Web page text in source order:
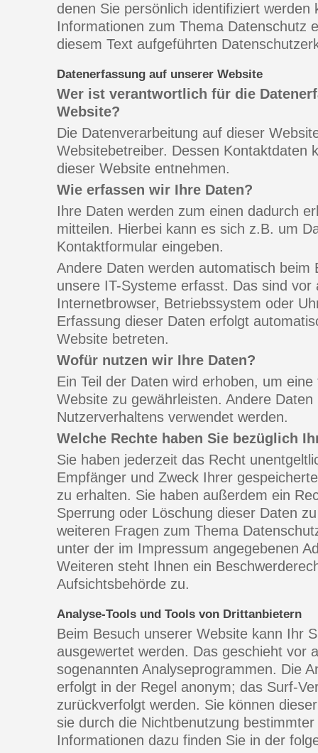
denen Sie persönlich identifiziert werden
Informationen zum Thema Datenschutz
diesem Text aufgeführten
Datenerfassung auf unserer Website
Wer ist verantwortlich für die
Website?
Die Datenverarbeitung auf dieser
Websitebetreiber. Dessen Kontaktdaten
dieser Website entnehmen.
Wie erfassen wir Ihre Daten?
Ihre Daten werden zum einen dadurch
mitteilen. Hierbei kann es sich z.B. um
Kontaktformular eingeben.
Andere Daten werden automatisch beim
unsere IT-Systeme erfasst. Das sind
Internetbrowser, Betriebssystem oder
Erfassung dieser Daten erfolgt
Website betreten.
Wofür nutzen wir Ihre Daten?
Ein Teil der Daten wird erhoben, um
Website zu gewährleisten. Andere
Nutzerverhaltens verwendet werden.
Welche Rechte haben Sie bezüglich
Sie haben jederzeit das Recht
Empfänger und Zweck Ihrer
zu erhalten. Sie haben außerdem ein
Sperrung oder Löschung dieser Daten
weiteren Fragen zum Thema
unter der im Impressum angegebenen
Weiteren steht Ihnen ein
Aufsichtsbehörde zu.
Analyse-Tools und Tools von Drittanbietern
Beim Besuch unserer Website kann Ihr
ausgewertet werden. Das geschieht vor
sogenannten Analyseprogrammen. Die
erfolgt in der Regel anonym; das Surf-
zurückverfolgt werden. Sie können
sie durch die Nichtbenutzung
Informationen dazu finden Sie in der